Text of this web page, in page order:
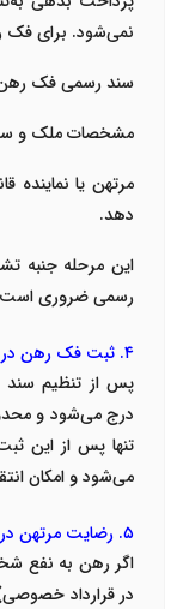
نمی‌شود. برای فک
سند رسمی فک رهن
مشخصات ملک و
مرتهن یا نماینده
دهد.
این مرحله جنبه
رسمی ضروری
۴. ثبت فک رهن در اداره ثبت اسناد
پس از تنظیم سند
درج می‌شود و
تنها پس از این
می‌شود و امکان
۵. رضایت مرتهن در موارد خاص
اگر رهن به نفع
در قرارداد